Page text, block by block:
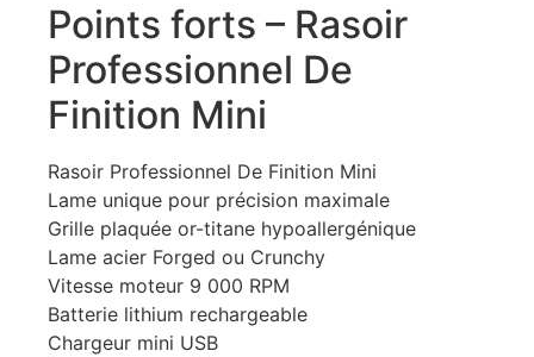
Points forts – Rasoir
Professionnel De
Finition Mini
Rasoir Professionnel De Finition Mini
Lame unique pour précision maximale
Grille plaquée or-titane hypoallergénique
Lame acier Forged ou Crunchy
Vitesse moteur 9 000 RPM
Batterie lithium rechargeable
Chargeur mini USB